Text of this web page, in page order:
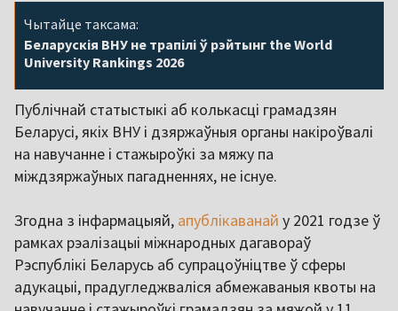
Чытайце таксама:
Беларускія ВНУ не трапілі ў рэйтынг the World
University Rankings 2026
Публічнай статыстыкі аб колькасці грамадзян
Беларусі, якіх ВНУ і дзяржаўныя органы накіроўвалі
на навучанне і стажыроўкі за мяжу па
міждзяржаўных пагадненнях, не існуе.
Згодна з інфармацыяй, апублікаванай у 2021 годзе ў
рамках рэалізацыі міжнародных дагавораў
Рэспублікі Беларусь аб супрацоўніцтве ў сферы
адукацыі, прадугледжваліся абмежаваныя квоты на